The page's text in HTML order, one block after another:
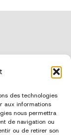
des technologies
aux informations
nous permettra
de navigation ou
ou de retirer son